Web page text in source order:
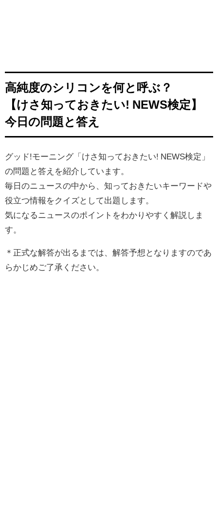
高純度のシリコンを何と呼ぶ？
【けさ知っておきたい! NEWS検定】
今日の問題と答え
グッド!モーニング「けさ知っておきたい! NEWS検定」
の問題と答えを紹介しています。
毎日のニュースの中から、知っておきたいキーワードや
役立つ情報をクイズとして出題します。
気になるニュースのポイントをわかりやすく解説しま
す。
＊正式な解答が出るまでは、解答予想となりますのであ
らかじめご了承ください。